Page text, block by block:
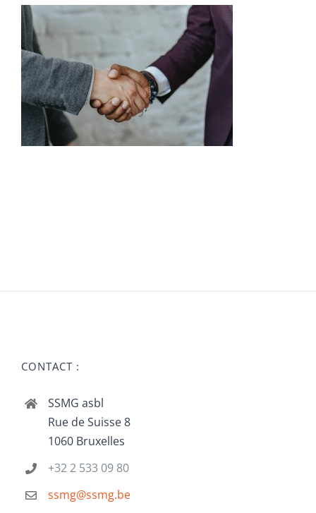
CONTACT :
SSMG asbl
Rue de Suisse 8
1060 Bruxelles
+32 2 533 09 80
ssmg@ssmg.be